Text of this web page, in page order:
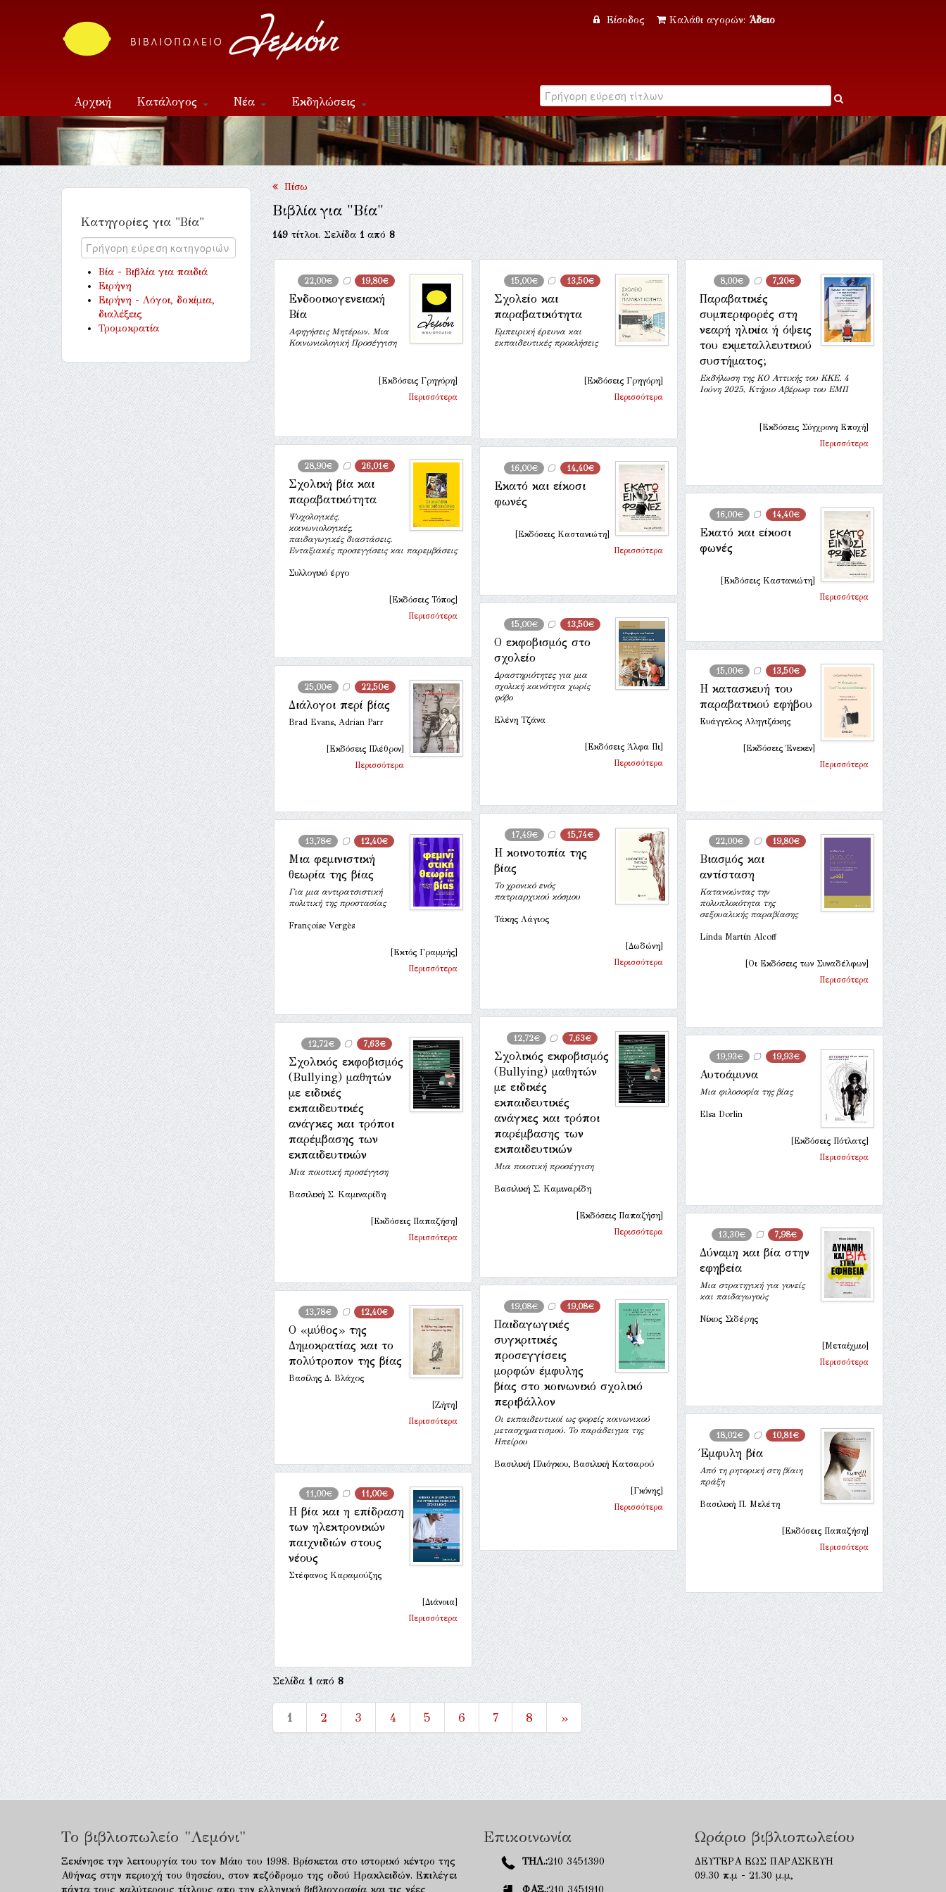
Είσοδος Καλάθι αγορών: Άδειο
Αρχική Κατάλογος Νέα Εκδηλώσεις
Επικοινωνία
Κατηγορίες για "Βία"
Βία - Βιβλία για παιδιά
Ειρήνη
Ειρήνη - Λόγοι, δοκίμια,
διαλέξεις
Τρομοκρατία
Πίσω
Βιβλία για "Βία"
149τίτλοι. Σελίδα1από8
22,00€ 19,80€
Ενδοοικογενειακή
Βία
Αφηγήσεις Μητέρων. Μια
Κοινωνιολογική Προσέγγιση
[Εκδόσεις Γρηγόρη]
Περισσότερα
15,00€ 13,50€
Σχολείο και
παραβατικότητα
Εμπειρική έρευνα και
εκπαιδευτικές προκλήσεις
[Εκδόσεις Γρηγόρη]
Περισσότερα
8,00€ 7,20€
Παραβατικές
συμπεριφορές στη
νεαρή ηλικία ή όψεις
του εκμεταλλευτικού
συστήματος;
Εκδήλωση της ΚΟ Αττικής του ΚΚΕ. 4
Ιούνη 2025, Κτήριο Αβέρωφ του ΕΜΠ
[Εκδόσεις Σύγχρονη Εποχή]
Περισσότερα
28,90€ 26,01€
Σχολική βία και
παραβατικότητα
Ψυχολογικές,
κοινωνιολογικές,
παιδαγωγικές διαστάσεις.
Ενταξιακές προσεγγίσεις και παρεμβάσεις
Συλλογικό έργο
[Εκδόσεις Τόπος]
Περισσότερα
16,00€ 14,40€
Εκατό και είκοσι
φωνές
[Εκδόσεις Καστανιώτη]
Περισσότερα
16,00€ 14,40€
Εκατό και είκοσι
φωνές
[Εκδόσεις Καστανιώτη]
Περισσότερα
15,00€ 13,50€
Ο εκφοβισμός στο
σχολείο
Δραστηριότητες για μια
σχολική κοινότητα χωρίς
φόβο
Ελένη Τζάνα
[Εκδόσεις Άλφα Πι]
Περισσότερα
15,00€ 13,50€
Η κατασκευή του
παραβατικού εφήβου
Ευάγγελος Αληγιζάκης
[Εκδόσεις Ένεκεν]
Περισσότερα
25,00€ 22,50€
Διάλογοι περί βίας
Brad Evans, Adrian Parr
[Εκδόσεις Πλέθρον]
Περισσότερα
17,49€ 15,74€
Η κοινοτοπία της
βίας
Το χρονικό ενός
πατριαρχικού κόσμου
Τάκης Λάγιος
[Δωδώνη]
Περισσότερα
13,78€ 12,40€
Μια φεμινιστική
θεωρία της βίας
Για μια αντιρατσιστική
πολιτική της προστασίας
Françoise Vergès
[Εκτός Γραμμής]
Περισσότερα
22,00€ 19,80€
Βιασµός και
αντίσταση
Κατανοώντας την
πολυπλοκότητα της
σεξουαλικής παραβίασης
Linda Martίn Alcoff
[Οι Εκδόσεις των Συναδέλφων]
Περισσότερα
12,72€ 7,63€
Σχολικός εκφοβισμός
(Bullying) μαθητών
με ειδικές
εκπαιδευτικές
ανάγκες και τρόποι
παρέμβασης των
εκπαιδευτικών
Μια ποιοτική προσέγγιση
Βασιλική Σ. Καμιναρίδη
[Εκδόσεις Παπαζήση]
Περισσότερα
12,72€ 7,63€
Σχολικός εκφοβισμός
(Bullying) μαθητών
με ειδικές
εκπαιδευτικές
ανάγκες και τρόποι
παρέμβασης των
εκπαιδευτικών
Μια ποιοτική προσέγγιση
Βασιλική Σ. Καμιναρίδη
[Εκδόσεις Παπαζήση]
Περισσότερα
19,93€ 19,93€
Αυτοάμυνα
Μια φιλοσοφία της βίας
Elsa Dorlin
[Εκδόσεις Πότλατς]
Περισσότερα
13,30€ 7,98€
Δύναμη και βία στην
εφηβεία
Μια στρατηγική για γονείς
και παιδαγωγούς
Νίκος Σιδέρης
[Μεταίχμιο]
Περισσότερα
19,08€ 19,08€
Παιδαγωγικές
συγκριτικές
προσεγγίσεις
μορφών έμφυλης
βίας στο κοινωνικό σχολικό
περιβάλλον
Οι εκπαιδευτικοί ως φορείς κοινωνικού
μετασχηματισμού. Το παράδειγμα της
Ηπείρου
Βασιλική Πλιόγκου, Βασιλική Κατσαρού
[Γκόνης]
Περισσότερα
13,78€ 12,40€
Ο «μύθος» της
Δημοκρατίας και το
πολύτροπον της βίας
Βασίλης Δ. Βλάχος
[Ζήτη]
Περισσότερα
18,02€
10,81€
Έμφυλη βία
Από τη ρητορική στη βίαιη
πράξη
Βασιλική Π. Μελέτη
[Εκδόσεις Παπαζήση]
Περισσότερα
11,00€ 11,00€
Η βία και η επίδραση
των ηλεκτρονικών
παιχνιδιών στους
νέους
Στέφανος Καραμούζης
[Διάνοια]
Περισσότερα
Σελίδα1από 8
1 2 3 4 5 6 7 8 »
Το βιβλιοπωλείο "Λεμόνι"
Ξεκίνησε την λειτουργία του τον Μάιο του 1998. Βρίσκεται στο ιστορικό κέντρο της
Αθήνας στην περιοχή του θησείου, στον πεζόδρομο της οδού Ηρακλειδών. Επιλέγει
πάντα τους καλύτερους τίτλους απο την ελληνική βιβλιογραφία και τις νέες
Επικοινωνία
ΤΗΛ.:210 3451390
ΦΑΞ.:210 3451910
Ωράριο βιβλιοπωλείου
ΔΕΥΤΕΡΑ ΕΩΣ ΠΑΡΑΣΚΕΥΗ
09.30 π.μ - 21.30 μ.μ,